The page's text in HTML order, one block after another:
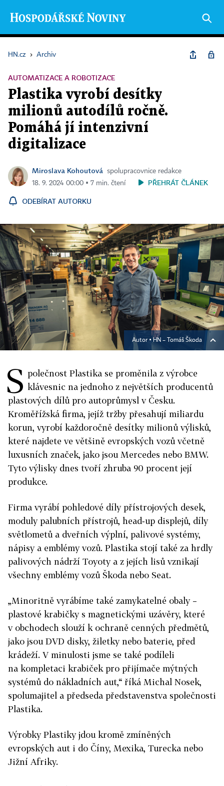
HN.cz › Archiv
AUTOMATIZACE A ROBOTIZACE
Plastika vyrobí desítky
milionů autodílů ročně.
Pomáhá jí intenzivní
digitalizace
Miroslava Kohoutová
spolupracovnice redakce
18. 9. 2024 00:00 ▪ 7 min. čtení
PŘEHRÁT ČLÁNEK
ODEBÍRAT AUTORKU
Autor ▪HN – Tomáš Škoda
S polečnost Plastika se proměnila z výrobce
klávesnic na jednoho z největších producentů
plastových dílů pro autoprůmysl v Česku.
Kroměřížská firma, jejíž tržby přesahují miliardu
korun, vyrobí každoročně desítky milionů výlisků,
které najdete ve většině evropských vozů včetně
luxusních značek, jako jsou Mercedes nebo BMW.
Tyto výlisky dnes tvoří zhruba 90 procent její
produkce.
Firma vyrábí pohledové díly přístrojových desek,
moduly palubních přístrojů, head‑up displejů, díly
světlometů a dveřních výplní, palivové systémy,
nápisy a emblémy vozů. Plastika stojí také za hrdly
palivových nádrží Toyoty a z jejích lisů vznikají
všechny emblémy vozů Škoda nebo Seat.
„Minoritně vyrábíme také zamykatelné obaly –
plastové krabičky s magnetickými uzávěry, které
v obchodech slouží k ochraně cenných předmětů,
jako jsou DVD disky, žiletky nebo baterie, před
krádeží. V minulosti jsme se také podíleli
na kompletaci krabiček pro přijímače mýtných
systémů do nákladních aut,“ říká Michal Nosek,
spolumajitel a předseda představenstva společnosti
Plastika.
Výrobky Plastiky jdou kromě zmíněných
evropských aut i do Číny, Mexika, Turecka nebo
Jižní Afriky.